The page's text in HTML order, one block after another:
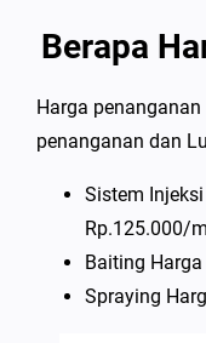
Berapa
Harga
penanganan dan
Sistem
Rp.125.000/m
Baiting
Spraying